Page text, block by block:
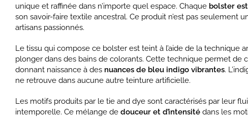
unique et raffinée dans n’importe quel espace. Chaque bolster
son savoir-faire textile ancestral. Ce produit n’est pas seulement
artisans passionnés.
Le tissu qui compose ce bolster est teint à l’aide de la technique
plonger dans des bains de colorants. Cette technique permet de
donnant naissance à des nuances de bleu indigo vibrantes.
ne retrouve dans aucune autre teinture artificielle.
Les motifs produits par le tie and dye sont caractérisés par leur
intemporelle. Ce mélange de douceur et d’intensité dans les